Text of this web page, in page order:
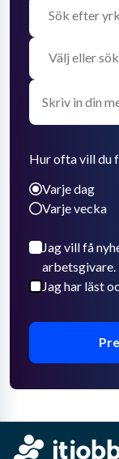
Hur ofta vill du
Varje dag
Varje vecka
Jag vill få
arbetsgivare.
Jag har läst